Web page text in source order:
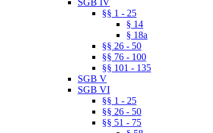
§§ 1 - 25
§ 14
§ 18a
§§ 26 - 50
§§ 76 - 100
§§ 101 - 135
SGB V
SGB VI
§§ 1 - 25
§§ 26 - 50
§§ 51 - 75